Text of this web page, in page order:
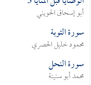
أبو إسحاق الحويني
سورة التوبة
محمود خليل الحصري
سورة النحل
محمد أبو سنينة